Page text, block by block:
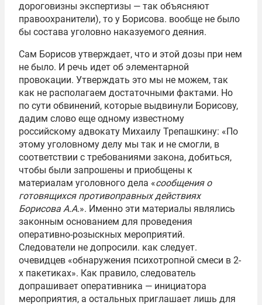
дороговизны экспертизы — так объясняют
правоохранители), то у Борисова. вообще не было
бы состава уголовно наказуемого деяния.
Сам Борисов утверждает, что и этой дозы при нем
не было. И речь идет об элементарной
провокации. Утверждать это мы не можем, так
как не располагаем достаточными фактами. Но
по сути обвинений, которые выдвинули Борисову,
дадим слово еще одному известному
российскому адвокату Михаилу Трепашкину: «По
этому уголовному делу мы так и не смогли, в
соответствии с требованиями закона, добиться,
чтобы были запрошены и приобщены к
материалам уголовного дела «сообщения о
готовящихся противоправных действиях
Борисова А.А.». Именно эти материалы являлись
законным основанием для проведения
оперативно-розыскных мероприятий.
Следователи не допросили. как следует.
очевидцев «обнаружения психотропной смеси в 2-
х пакетиках». Как правило, следователь
допрашивает оперативника — инициатора
мероприятия, а остальных приглашает лишь для